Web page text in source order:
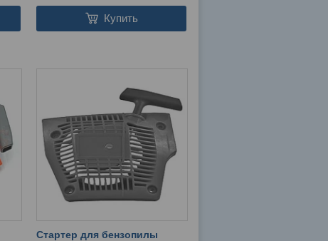
Купить
Стартер для бензопилы